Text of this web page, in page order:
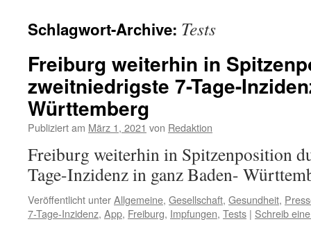
Schlagwort-Archive: Tests
Freiburg weiterhin in
zweitniedrigste 7-Tage-
Württemberg
Publiziert am März 1, 2021 von Redaktion
Freiburg weiterhin in Spitzenposition
Tage-Inzidenz in ganz Baden-
Veröffentlicht unterAllgemeine, Gesellschaft, Gesundheit,
7-Tage-Inzidenz, App, Freiburg, Impfungen, Tests | Schreib